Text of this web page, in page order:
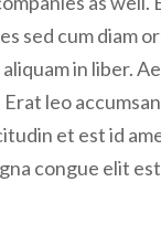
sed cum diam
in liber.
leo
et est id
congue elit